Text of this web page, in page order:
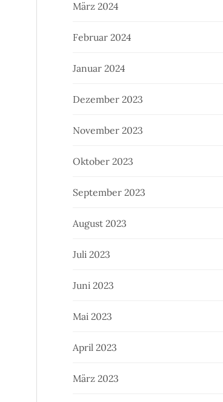
März 2024
Februar 2024
Januar 2024
Dezember 2023
November 2023
Oktober 2023
September 2023
August 2023
Juli 2023
Juni 2023
Mai 2023
April 2023
März 2023